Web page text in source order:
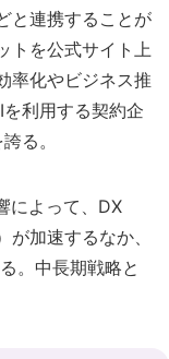
と連携することが
トを公式サイト上
率化やビジネス推
利用する契約企
る。
によって、DX
が加速するなか、
。中長期戦略と